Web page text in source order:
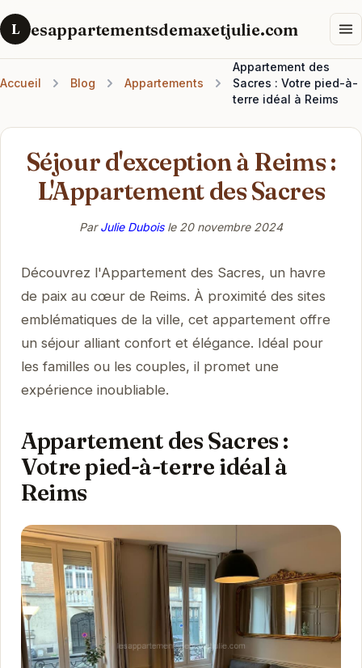
L esappartementsdemaxetjulie.com
Accueil Blog Appartements
Appartement des
Sacres : Votre pied-à-
terre idéal à Reims
Séjour d'exception à Reims :
L'Appartement des Sacres
ParJulie Duboisle 20 novembre 2024
Découvrez l'Appartement des Sacres, un havre
de paix au cœur de Reims. À proximité des sites
emblématiques de la ville, cet appartement offre
un séjour alliant confort et élégance. Idéal pour
les familles ou les couples, il promet une
expérience inoubliable.
Appartement des Sacres :
Votre pied-à-terre idéal à
Reims